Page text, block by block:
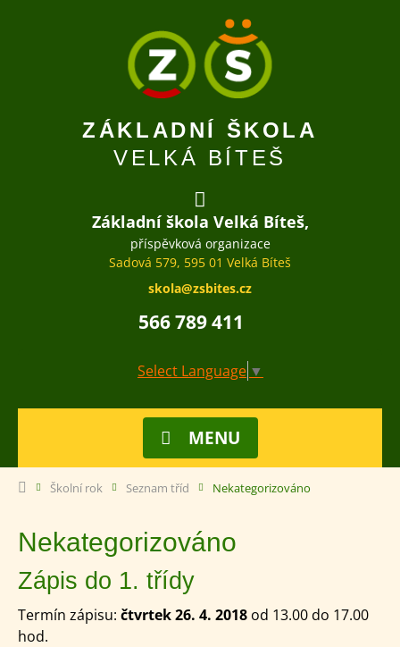
ZÁKLADNÍ ŠKOLA
VELKÁ BÍTEŠ
Základní škola Velká Bíteš,
příspěvková organizace
Sadová 579, 595 01 Velká Bíteš
skola@zsbites.cz
566 789 411
Select Language ▼
MENU
Školní rok Seznam tříd Nekategorizováno
Nekategorizováno
Zápis do 1. třídy
Termín zápisu: čtvrtek 26. 4. 2018 od 13.00 do 17.00
hod.